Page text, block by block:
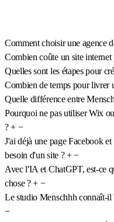
Comment choisir une agence
Combien coûte un site
Quelles sont les étapes pour
Combien de temps pour livrer
Quelle différence entre
Pourquoi ne pas utiliser Wix
? + −
J'ai déjà une page Facebook
besoin d'un site ? + −
Avec l'IA et ChatGPT, est-ce
chose ? + −
Le studio Menschhh connaît-il
−